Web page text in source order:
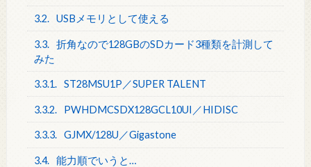
3.2. USBメモリとして使える
3.3. 折角なので128GBのSDカード3種類を計測して
みた
3.3.1. ST28MSU1P／SUPER TALENT
3.3.2. PWHDMCSDX128GCL10UI／HIDISC
3.3.3. GJMX/128U／Gigastone
3.4. 能力順でいうと…